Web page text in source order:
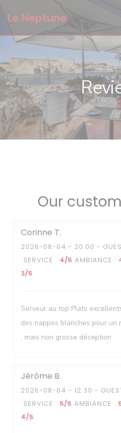
Le Neptune
Our
Corinne T
2026-08-04 - 20:00 -
SERVICE : 4/5 AMBIANCE :
3/5
Serveur au top Plats
des nappes blanches pour
, mais non grosse déception
Jérôme B
2026-08-04 - 12:30 -
SERVICE : 5/5 AMBIANCE :
4/5